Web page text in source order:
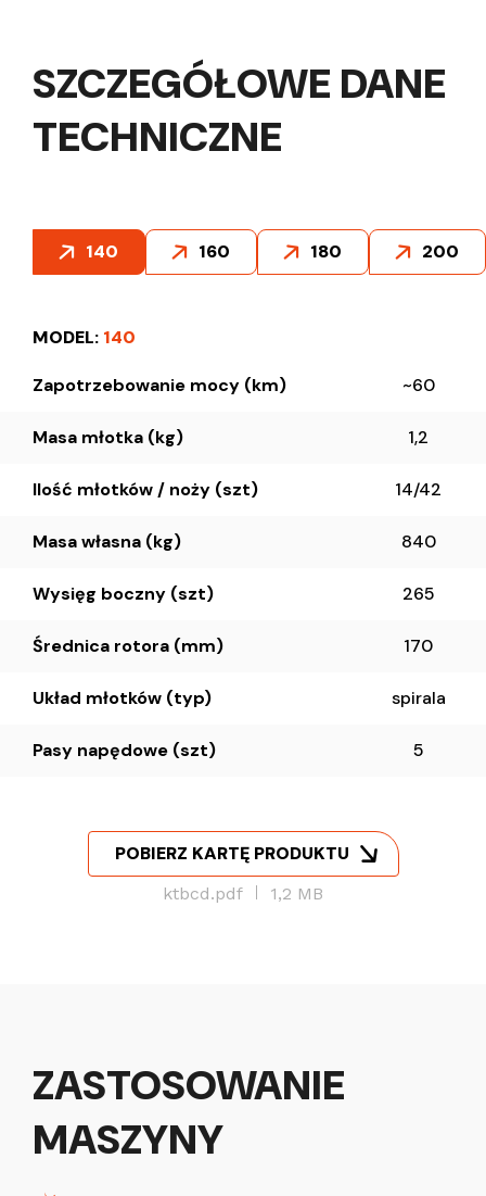
SZCZEGÓŁOWE DANE
TECHNICZNE
140 160 180 200
MODEL: 140
Zapotrzebowanie mocy (km) ~60
Masa młotka (kg) 1,2
Ilość młotków / noży (szt) 14/42
Masa własna (kg) 840
Wysięg boczny (szt) 265
Średnica rotora (mm) 170
Układ młotków (typ) spirala
Pasy napędowe (szt) 5
POBIERZ KARTĘ PRODUKTU
ktbcd.pdf 1,2 MB
ZASTOSOWANIE
MASZYNY